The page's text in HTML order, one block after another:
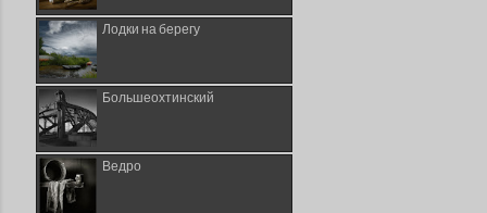
Лодки на берегу
Большеохтинский
Ведро